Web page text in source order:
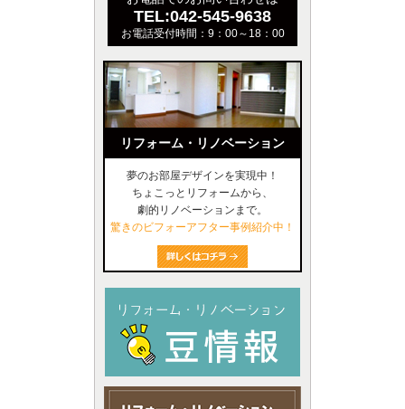
TEL:042-545-9638
お電話受付時間：9：00～18：00
リフォーム・リノベーション
夢のお部屋デザインを実現中！
ちょこっとリフォームから、
劇的リノベーションまで。
驚きのビフォーアフター事例紹介中！